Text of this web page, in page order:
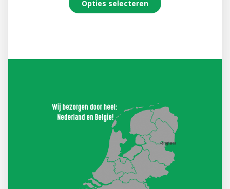
Opties selecteren